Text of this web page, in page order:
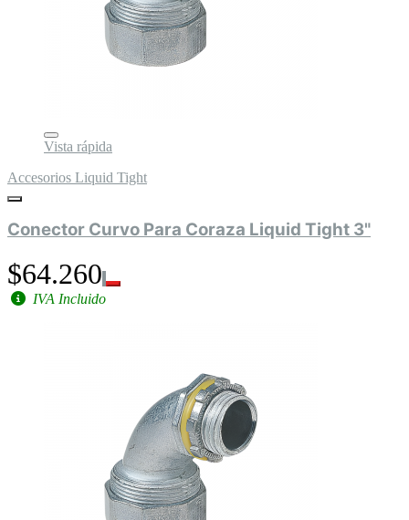
Vista rápida
Accesorios Liquid Tight
Conector Curvo Para Coraza Liquid Tight 3"
$64.260
IVA Incluido